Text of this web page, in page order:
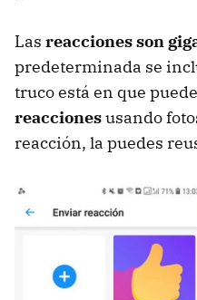
Las reacciones son
predeterminada se
truco está en que
reaccionesusando
reacción, la puedes